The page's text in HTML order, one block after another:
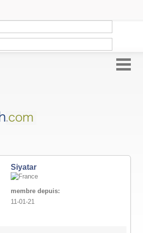
Siyatar
membre depuis:
11-01-21